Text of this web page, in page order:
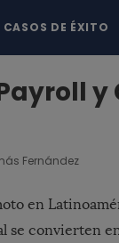
CASOS DE ÉXITO
Fernández
en
se convierten